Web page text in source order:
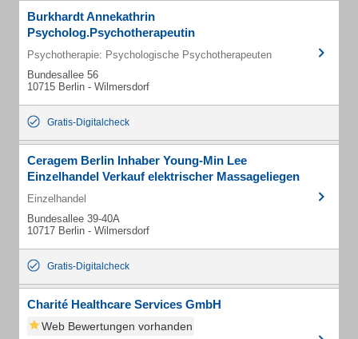
Burkhardt Annekathrin
Psycholog.Psychotherapeutin
Psychotherapie: Psychologische Psychotherapeuten
Bundesallee 56
10715 Berlin - Wilmersdorf
Gratis-Digitalcheck
Ceragem Berlin Inhaber Young-Min Lee
Einzelhandel Verkauf elektrischer Massageliegen
Einzelhandel
Bundesallee 39-40A
10717 Berlin - Wilmersdorf
Gratis-Digitalcheck
Charité Healthcare Services GmbH
Web Bewertungen vorhanden